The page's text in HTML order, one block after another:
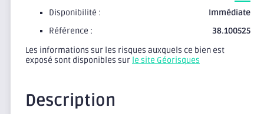
Disponibilité :
Immédiate
Référence :
38.100525
Les informations sur les risques auxquels ce bien est
exposé sont disponibles sur le site Géorisques
Description